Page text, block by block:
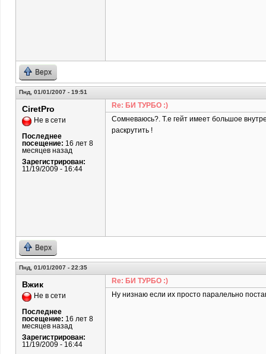
Верх
Пнд, 01/01/2007 - 19:51
CiretPro
Не в сети
Последнее
посещение: 16 лет 8
месяцев назад
Зарегистрирован:
11/19/2009 - 16:44
Re: БИ ТУРБО :)
Сомневаюсь?. Т.е гейт имеет большое
раскрутить !
Верх
Пнд, 01/01/2007 - 22:35
Вжик
Не в сети
Последнее
посещение: 16 лет 8
месяцев назад
Зарегистрирован:
11/19/2009 - 16:44
Re: БИ ТУРБО :)
Ну низнаю если их просто паралельно